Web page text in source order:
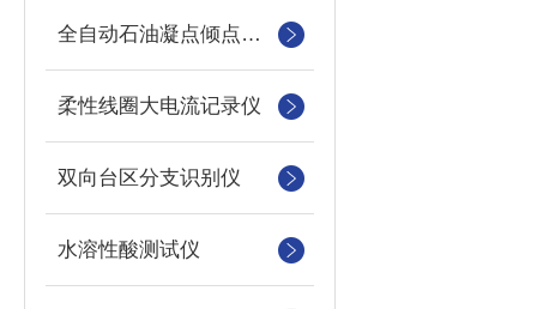
全自动石油凝点倾点测定仪
柔性线圈大电流记录仪
双向台区分支识别仪
水溶性酸测试仪